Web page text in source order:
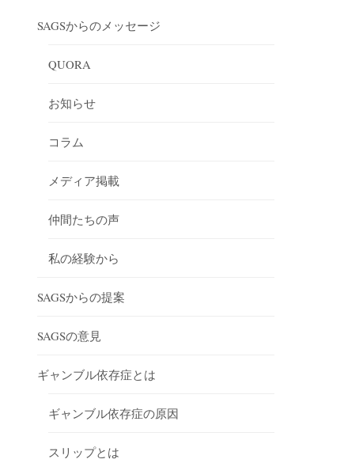
SAGSからのメッセージ
QUORA
お知らせ
コラム
メディア掲載
仲間たちの声
私の経験から
SAGSからの提案
SAGSの意見
ギャンブル依存症とは
ギャンブル依存症の原因
スリップとは